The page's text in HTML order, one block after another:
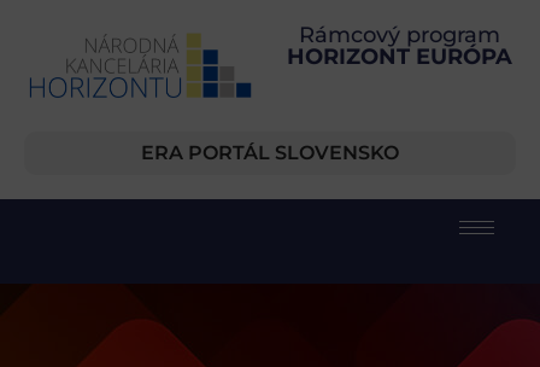
Rámcový program
HORIZONT EURÓPA
ERA PORTÁL SLOVENSKO